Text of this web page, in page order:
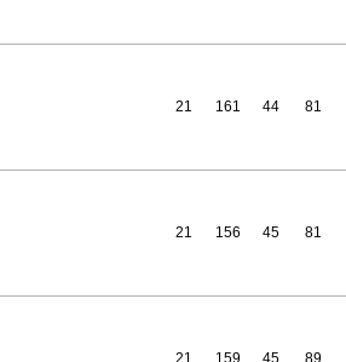
21 161 44 81
21 156 45 81
21 159 45 89